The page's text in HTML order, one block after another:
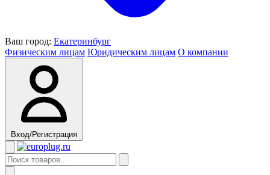
Ваш город: Екатеринбург
Физическим лицам Юридическим лицам О компании
Вход/Регистрация